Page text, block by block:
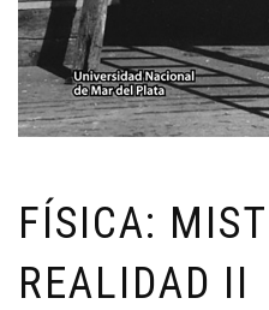
FÍSICA:
REALIDAD II